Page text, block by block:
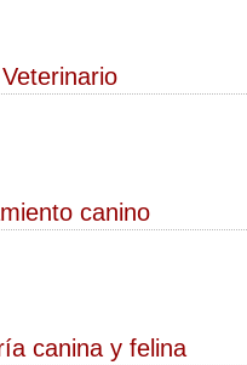
canino
canina y felina